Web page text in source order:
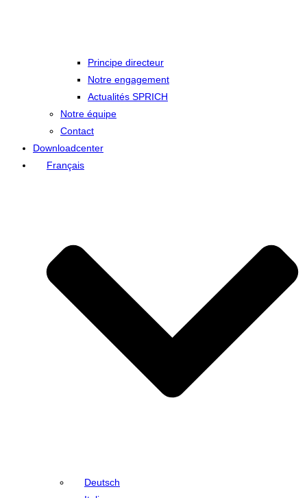
Principe directeur
Notre engagement
Actualités SPRICH
Notre équipe
Contact
Downloadcenter
Français
Deutsch